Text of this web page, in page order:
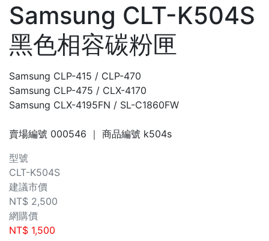
Samsung CLT-K504S
黑色相容碳粉匣
Samsung CLP-415 / CLP-470
Samsung CLP-475 / CLX-4170
Samsung CLX-4195FN / SL-C1860FW
賣場編號 000546 ｜ 商品編號 k504s
型號
CLT-K504S
建議市價
NT$ 2,500
網購價
NT$ 1,500